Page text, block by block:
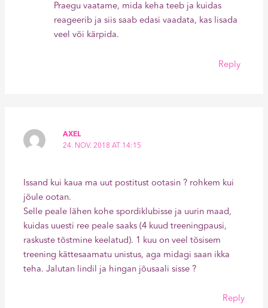
Praegu vaatame, mida keha teeb ja kuidas
reageerib ja siis saab edasi vaadata, kas lisada
veel või kärpida.
Reply
AXEL
24. NOV. 2018 AT 14:15
Issand kui kaua ma uut postitust ootasin ? rohkem kui
jõule ootan.
Selle peale lähen kohe spordiklubisse ja uurin maad,
kuidas uuesti ree peale saaks (4 kuud treeningpausi,
raskuste tõstmine keelatud). 1 kuu on veel tõsisem
treening kättesaamatu unistus, aga midagi saan ikka
teha. Jalutan lindil ja hingan jõusaali sisse ?
Reply